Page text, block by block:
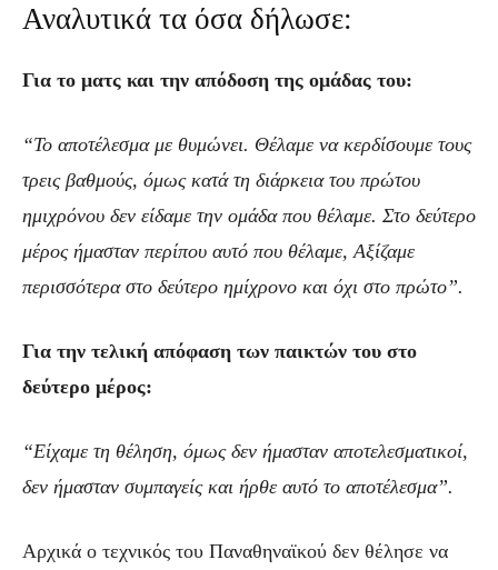
Αναλυτικά τα όσα δήλωσε:
Για το ματς και την απόδοση της ομάδας του:
“Το αποτέλεσμα με θυμώνει. Θέλαμε να κερδίσουμε τους
τρεις βαθμούς, όμως κατά τη διάρκεια του πρώτου
ημιχρόνου δεν είδαμε την ομάδα που θέλαμε. Στο δεύτερο
μέρος ήμασταν περίπου αυτό που θέλαμε, Αξίζαμε
περισσότερα στο δεύτερο ημίχρονο και όχι στο πρώτο”.
Για την τελική απόφαση των παικτών του στο
δεύτερο μέρος:
“Είχαμε τη θέληση, όμως δεν ήμασταν αποτελεσματικοί,
δεν ήμασταν συμπαγείς και ήρθε αυτό το αποτέλεσμα”.
Αρχικά ο τεχνικός του Παναθηναϊκού δεν θέλησε να